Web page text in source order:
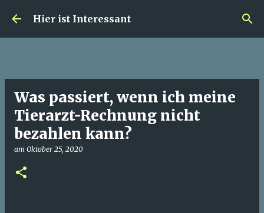
Direkt zum Hauptbereich
Hier ist Interessant
Was passiert, wenn ich meine
Tierarzt-Rechnung nicht
bezahlen kann?
am Oktober 25, 2020